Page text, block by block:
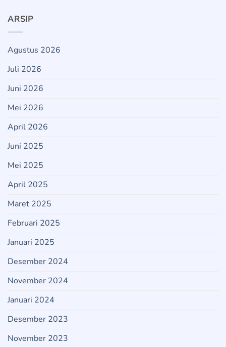
ARSIP
Agustus 2026
Juli 2026
Juni 2026
Mei 2026
April 2026
Juni 2025
Mei 2025
April 2025
Maret 2025
Februari 2025
Januari 2025
Desember 2024
November 2024
Januari 2024
Desember 2023
November 2023